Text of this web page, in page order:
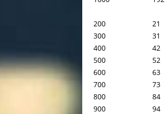
200 21
300
31
400
42
500
52
600
63
700
73
800
84
900
94